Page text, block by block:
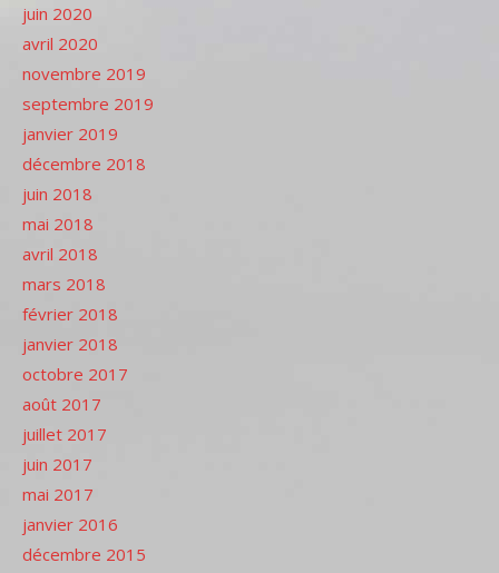
juin 2020
avril 2020
novembre 2019
septembre 2019
janvier 2019
décembre 2018
juin 2018
mai 2018
avril 2018
mars 2018
février 2018
janvier 2018
octobre 2017
août 2017
juillet 2017
juin 2017
mai 2017
janvier 2016
décembre 2015